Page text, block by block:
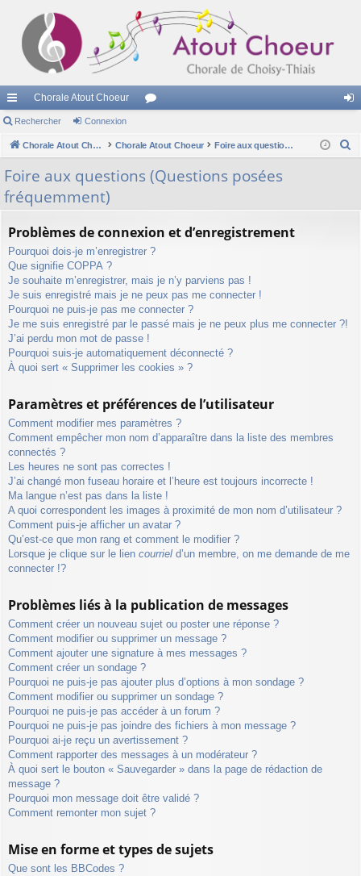
cc
ès
ra
pi
Chorale Atout Choeur
u
m
ne
Rechercher Connexion
Chorale Atout Choeur Chorale Atout Choeur Foire aux questions (Questions posées fréquemment)
Foire aux questions (Questions posées
fréquemment)
Problèmes de connexion et d’enregistrement
Pourquoi dois-je m’enregistrer ?
Que signifie COPPA ?
Je souhaite m’enregistrer, mais je n’y parviens pas !
Je suis enregistré mais je ne peux pas me connecter !
Pourquoi ne puis-je pas me connecter ?
Je me suis enregistré par le passé mais je ne peux plus me connecter ?!
J’ai perdu mon mot de passe !
Pourquoi suis-je automatiquement déconnecté ?
À quoi sert « Supprimer les cookies » ?
Paramètres et préférences de l’utilisateur
Comment modifier mes paramètres ?
Comment empêcher mon nom d’apparaître dans la liste des membres
connectés ?
Les heures ne sont pas correctes !
J’ai changé mon fuseau horaire et l’heure est toujours incorrecte !
Ma langue n’est pas dans la liste !
A quoi correspondent les images à proximité de mon nom d’utilisateur ?
Comment puis-je afficher un avatar ?
Qu’est-ce que mon rang et comment le modifier ?
Lorsque je clique sur le lien courriel d’un membre, on me demande de me
connecter !?
Problèmes liés à la publication de messages
Comment créer un nouveau sujet ou poster une réponse ?
Comment modifier ou supprimer un message ?
Comment ajouter une signature à mes messages ?
Comment créer un sondage ?
Pourquoi ne puis-je pas ajouter plus d’options à mon sondage ?
Comment modifier ou supprimer un sondage ?
Pourquoi ne puis-je pas accéder à un forum ?
Pourquoi ne puis-je pas joindre des fichiers à mon message ?
Pourquoi ai-je reçu un avertissement ?
Comment rapporter des messages à un modérateur ?
À quoi sert le bouton « Sauvegarder » dans la page de rédaction de
message ?
Pourquoi mon message doit être validé ?
Comment remonter mon sujet ?
Mise en forme et types de sujets
Que sont les BBCodes ?